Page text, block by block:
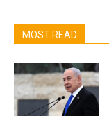
MOST READ